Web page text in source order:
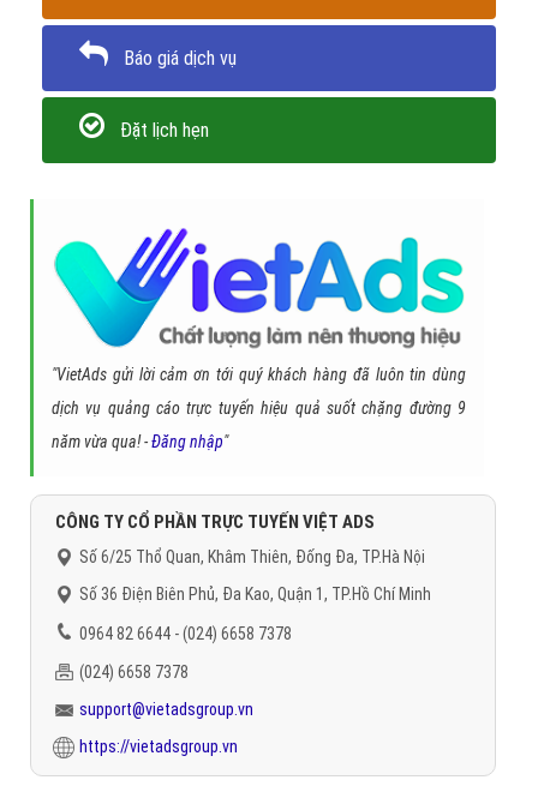
Báo giá dịch vụ
Đặt lịch hẹn
"VietAds gửi lời cảm ơn tới quý khách hàng đã luôn tin dùng
dịch vụ quảng cáo trực tuyến hiệu quả suốt chặng đường 9
năm vừa qua! -Đăng nhập"
CÔNG TY CỔ PHẦN TRỰC TUYẾN VIỆT ADS
Số 6/25 Thổ Quan, Khâm Thiên, Đống Đa, TP.Hà Nội
Số 36 Điện Biên Phủ, Đa Kao, Quận 1, TP.Hồ Chí Minh
0964 82 6644 - (024) 6658 7378
(024) 6658 7378
support@vietadsgroup.vn
https://vietadsgroup.vn